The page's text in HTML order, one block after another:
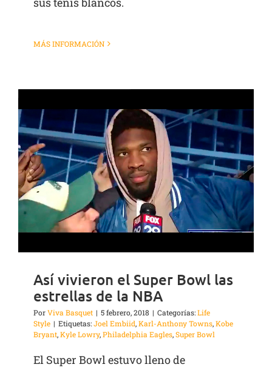
MÁS INFORMACIÓN
Así vivieron el Super Bowl las
estrellas de la NBA
PorViva Basquet | 5 febrero, 2018 | Categorías:Life
Style | Etiquetas:Joel Embiid,Karl-Anthony Towns,Kobe
Bryant,Kyle Lowry,Philadelphia Eagles,Super Bowl
El Super Bowl estuvo lleno de